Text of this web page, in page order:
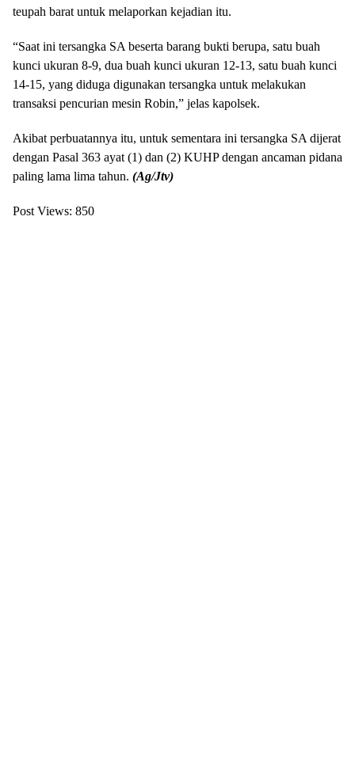
teupah barat untuk melaporkan kejadian itu.
“Saat ini tersangka SA beserta barang bukti berupa, satu buah
kunci ukuran 8-9, dua buah kunci ukuran 12-13, satu buah kunci
14-15, yang diduga digunakan tersangka untuk melakukan
transaksi pencurian mesin Robin,” jelas kapolsek.
Akibat perbuatannya itu, untuk sementara ini tersangka SA dijerat
dengan Pasal 363 ayat (1) dan (2) KUHP dengan ancaman pidana
paling lama lima tahun. (Ag/Jtv)
Post Views: 850